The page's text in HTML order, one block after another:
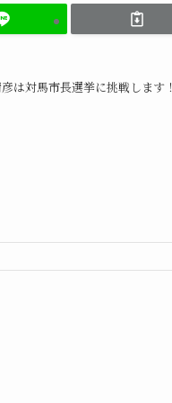
は対馬市長選挙に挑戦します！